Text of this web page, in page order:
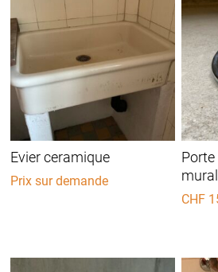
Evier ceramique
Prix sur demande
mural
CHF